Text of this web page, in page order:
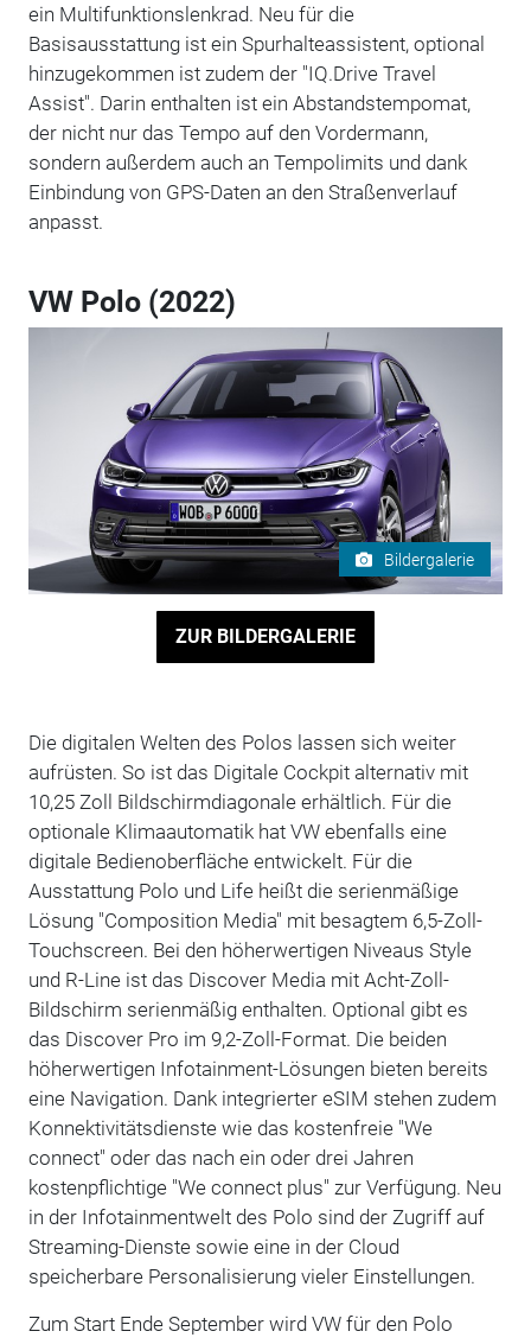
ein Multifunktionslenkrad. Neu für die
Basisausstattung ist ein Spurhalteassistent, optional
hinzugekommen ist zudem der "IQ.Drive Travel
Assist". Darin enthalten ist ein Abstandstempomat,
der nicht nur das Tempo auf den Vordermann,
sondern außerdem auch an Tempolimits und dank
Einbindung von GPS-Daten an den Straßenverlauf
anpasst.
VW Polo (2022)
Bildergalerie
ZUR BILDERGALERIE
Die digitalen Welten des Polos lassen sich weiter
aufrüsten. So ist das Digitale Cockpit alternativ mit
10,25 Zoll Bildschirmdiagonale erhältlich. Für die
optionale Klimaautomatik hat VW ebenfalls eine
digitale Bedienoberfläche entwickelt. Für die
Ausstattung Polo und Life heißt die serienmäßige
Lösung "Composition Media" mit besagtem 6,5-Zoll-
Touchscreen. Bei den höherwertigen Niveaus Style
und R-Line ist das Discover Media mit Acht-Zoll-
Bildschirm serienmäßig enthalten. Optional gibt es
das Discover Pro im 9,2-Zoll-Format. Die beiden
höherwertigen Infotainment-Lösungen bieten bereits
eine Navigation. Dank integrierter eSIM stehen zudem
Konnektivitätsdienste wie das kostenfreie "We
connect" oder das nach ein oder drei Jahren
kostenpflichtige "We connect plus" zur Verfügung. Neu
in der Infotainmentwelt des Polo sind der Zugriff auf
Streaming-Dienste sowie eine in der Cloud
speicherbare Personalisierung vieler Einstellungen.
Zum Start Ende September wird VW für den Polo